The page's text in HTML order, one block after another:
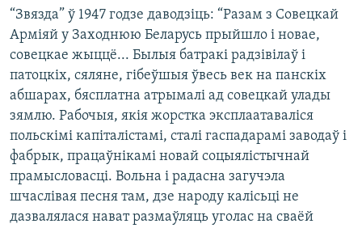
“Звязда” ў 1947 годзе даводзіць: “Разам з Совецкай
Арміяй у Заходнюю Беларусь прыйшло і новае,
совецкае жыццё... Былыя батракі радзівілаў і
патоцкіх, сяляне, гібеўшыя ўвесь век на панскіх
абшарах, бясплатна атрымалі ад совецкай улады
зямлю. Рабочыя, якія жорстка эксплаатаваліся
польскімі капіталістамі, сталі гаспадарамі заводаў і
фабрык, працаўнікамі новай соцыялістычнай
прамысловасці. Вольна і радасна загучэла
шчаслівая песня там, дзе народу калісьці не
дазвалялася нават размаўляць уголас на сваёй